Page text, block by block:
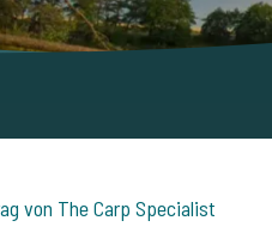
von The Carp Specialist